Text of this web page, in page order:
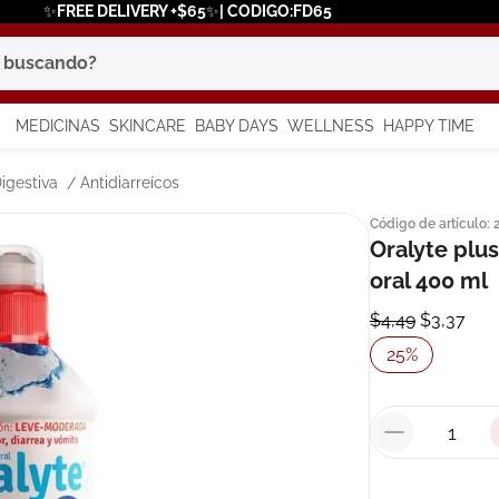
✨FREE DELIVERY +$65✨| CODIGO:FD65
MEDICINAS SKINCARE BABY DAYS WELLNESS HAPPY TIME
Antidiarreícos
Código de artículo:
Oralyte
oral 400 ml
$4,49 $3,37
25%
más buscados